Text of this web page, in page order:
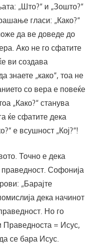
„Што?“ и „Зошто?“
гласи: „Како?“
да ве доведе до
Ако не го сфатите
ви создава
знаете „како“, тоа не
со вера е повеќе
„Како?“ станува
ќе сфатите дека
е всушност „Кој?“!
Точно е дека
Софонија
„Барајте
дека начинот
Но го
Праведноста = Исус,
се бара Исус.